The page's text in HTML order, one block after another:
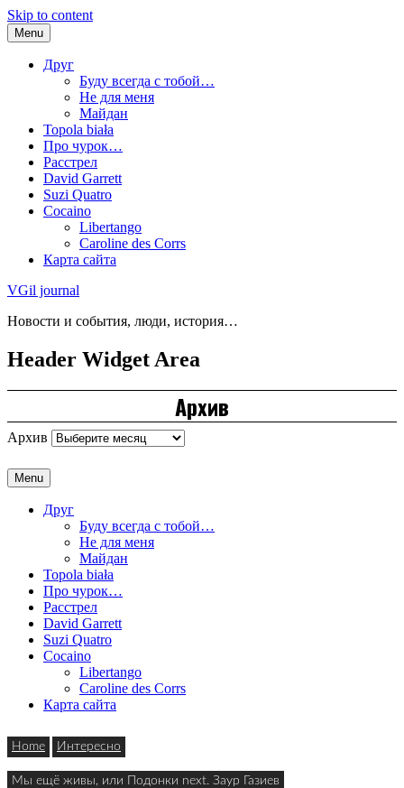
Skip to content
Menu
Друг
Буду всегда с тобой…
Не для меня
Майдан
Topola biała
Про чурок…
Расстрел
David Garrett
Suzi Quatro
Cocaino
Libertango
Caroline des Corrs
Карта сайта
VGil journal
Новости и события, люди, история…
Header Widget Area
Архив
Архив
Menu
Друг
Буду всегда с тобой…
Не для меня
Майдан
Topola biała
Про чурок…
Расстрел
David Garrett
Suzi Quatro
Cocaino
Libertango
Caroline des Corrs
Карта сайта
Home Интересно
Мы ещё живы, или Подонки next. Заур Газиев